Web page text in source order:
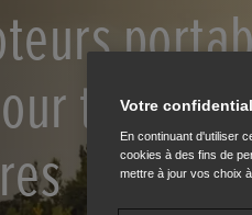
toutes
Votre
En continuant d'utiliser
cookies à des fins de
mettre à jour vos choix